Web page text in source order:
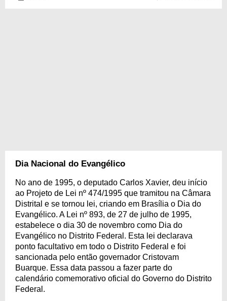
Dia Nacional do Evangélico
No ano de 1995, o deputado Carlos Xavier, deu início
ao Projeto de Lei nº 474/1995 que tramitou na Câmara
Distrital e se tornou lei, criando em Brasília o Dia do
Evangélico. A Lei nº 893, de 27 de julho de 1995,
estabelece o dia 30 de novembro como Dia do
Evangélico no Distrito Federal. Esta lei declarava
ponto facultativo em todo o Distrito Federal e foi
sancionada pelo então governador Cristovam
Buarque. Essa data passou a fazer parte do
calendário comemorativo oficial do Governo do Distrito
Federal.